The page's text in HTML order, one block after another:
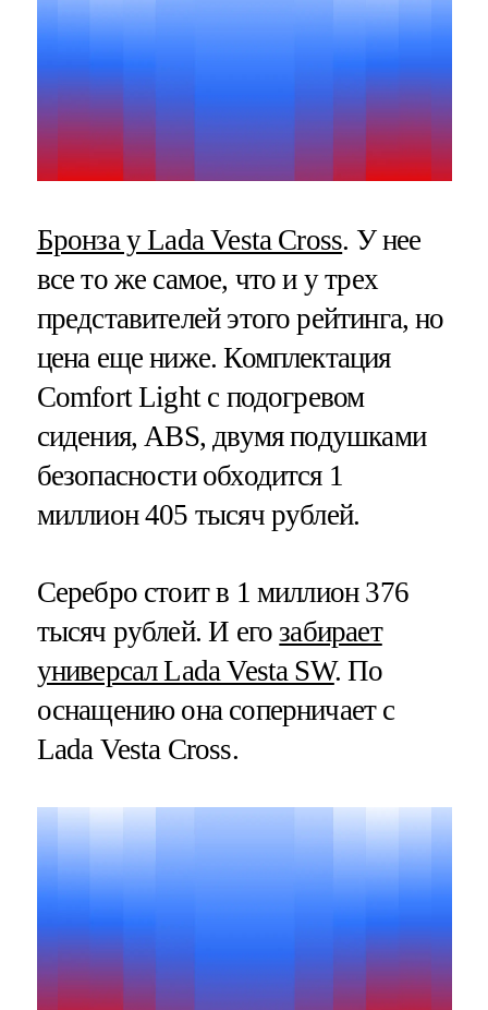
Бронза у Lada Vesta Cross. У нее
все то же самое, что и у трех
представителей этого рейтинга, но
цена еще ниже. Комплектация
Comfort Light с подогревом
сидения, ABS, двумя подушками
безопасности обходится 1
миллион 405 тысяч рублей.
Серебро стоит в 1 миллион 376
тысяч рублей. И егозабирает
универсал Lada Vesta SW. По
оснащению она соперничает с
Lada Vesta Cross.